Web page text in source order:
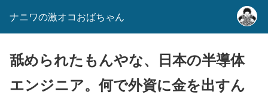
ナニワの激オコおばちゃん
舐められたもんやな、日本の半導体
エンジニア。何で外資に金を出すん